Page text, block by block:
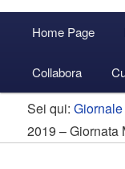
principale
Vai
al
contenuto
Vai
al
contenuto
Accedi
Home Page
Collabora
Sei qui:
2019 – Giornata